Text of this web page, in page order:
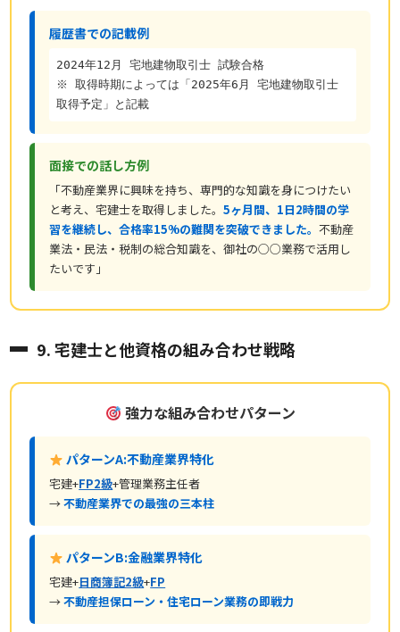
履歴書での記載例
2024年12月 宅地建物取引士 試験合格
※ 取得時期によっては「2025年6月 宅地建物取引士
取得予定」と記載
面接での話し方例
「不動産業界に興味を持ち、専門的な知識を身につけたい
と考え、宅建士を取得しました。5ヶ月間、1日2時間の学
習を継続し、合格率15%の難関を突破できました。不動産
業法・民法・税制の総合知識を、御社の○○業務で活用し
たいです」
9. 宅建士と他資格の組み合わせ戦略
強力な組み合わせパターン
パターンA:不動産業界特化
宅建+FP2級+管理業務主任者
→不動産業界での最強の三本柱
パターンB:金融業界特化
宅建+日商簿記2級+FP
→不動産担保ローン・住宅ローン業務の即戦力